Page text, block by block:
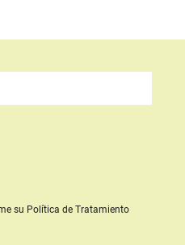
su Política de Tratamiento